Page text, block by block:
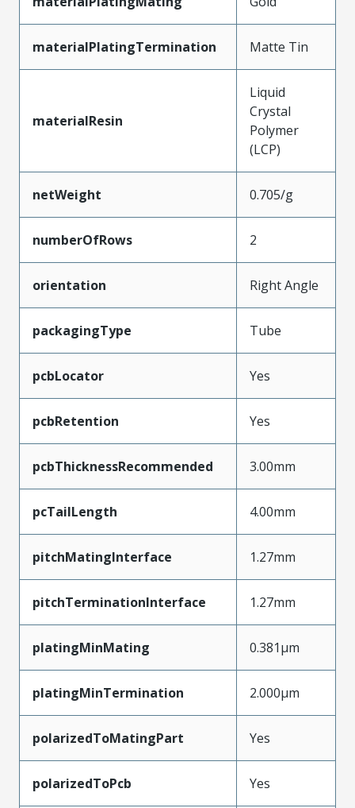
materialPlatingTermination Matte Tin
materialResin
Liquid
Crystal
Polymer
(LCP)
netWeight 0.705/g
numberOfRows 2
orientation Right Angle
packagingType Tube
pcbLocator Yes
pcbRetention Yes
pcbThicknessRecommended 3.00mm
pcTailLength 4.00mm
pitchMatingInterface 1.27mm
pitchTerminationInterface 1.27mm
platingMinMating 0.381µm
platingMinTermination 2.000µm
polarizedToMatingPart Yes
polarizedToPcb Yes